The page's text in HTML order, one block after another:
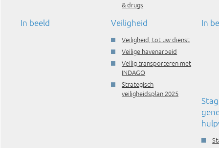
& drugs
In beeld Veiligheid
Veiligheid, tot uw dienst
Veilige havenarbeid
Veilig transporteren met
INDAGO
Strategisch
veiligheidsplan 2025
In